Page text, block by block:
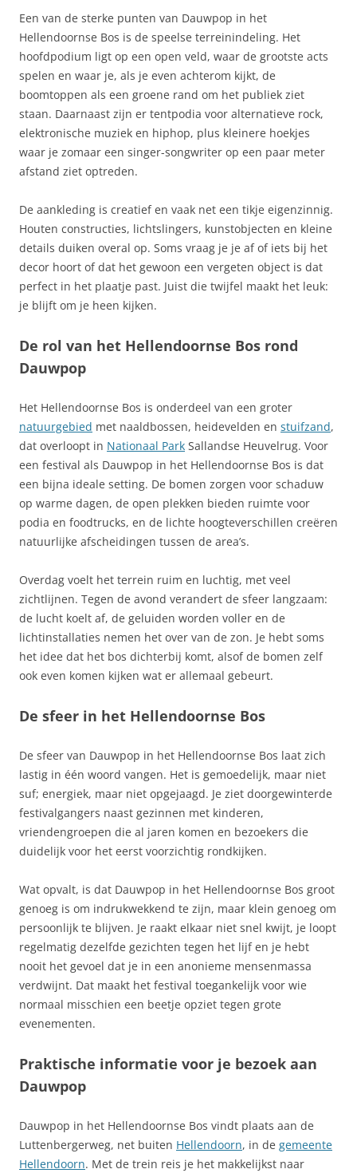
Een van de sterke punten van Dauwpop in het
Hellendoornse Bos is de speelse terreinindeling. Het
hoofdpodium ligt op een open veld, waar de grootste acts
spelen en waar je, als je even achterom kijkt, de
boomtoppen als een groene rand om het publiek ziet
staan. Daarnaast zijn er tentpodia voor alternatieve rock,
elektronische muziek en hiphop, plus kleinere hoekjes
waar je zomaar een singer-songwriter op een paar meter
afstand ziet optreden.
De aankleding is creatief en vaak net een tikje eigenzinnig.
Houten constructies, lichtslingers, kunstobjecten en kleine
details duiken overal op. Soms vraag je je af of iets bij het
decor hoort of dat het gewoon een vergeten object is dat
perfect in het plaatje past. Juist die twijfel maakt het leuk:
je blijft om je heen kijken.
De rol van het Hellendoornse Bos rond
Dauwpop
Het Hellendoornse Bos is onderdeel van een groter
natuurgebied met naaldbossen, heidevelden en stuifzand,
dat overloopt in Nationaal Park Sallandse Heuvelrug. Voor
een festival als Dauwpop in het Hellendoornse Bos is dat
een bijna ideale setting. De bomen zorgen voor schaduw
op warme dagen, de open plekken bieden ruimte voor
podia en foodtrucks, en de lichte hoogteverschillen creëren
natuurlijke afscheidingen tussen de area’s.
Overdag voelt het terrein ruim en luchtig, met veel
zichtlijnen. Tegen de avond verandert de sfeer langzaam:
de lucht koelt af, de geluiden worden voller en de
lichtinstallaties nemen het over van de zon. Je hebt soms
het idee dat het bos dichterbij komt, alsof de bomen zelf
ook even komen kijken wat er allemaal gebeurt.
De sfeer in het Hellendoornse Bos
De sfeer van Dauwpop in het Hellendoornse Bos laat zich
lastig in één woord vangen. Het is gemoedelijk, maar niet
suf; energiek, maar niet opgejaagd. Je ziet doorgewinterde
festivalgangers naast gezinnen met kinderen,
vriendengroepen die al jaren komen en bezoekers die
duidelijk voor het eerst voorzichtig rondkijken.
Wat opvalt, is dat Dauwpop in het Hellendoornse Bos groot
genoeg is om indrukwekkend te zijn, maar klein genoeg om
persoonlijk te blijven. Je raakt elkaar niet snel kwijt, je loopt
regelmatig dezelfde gezichten tegen het lijf en je hebt
nooit het gevoel dat je in een anonieme mensenmassa
verdwijnt. Dat maakt het festival toegankelijk voor wie
normaal misschien een beetje opziet tegen grote
evenementen.
Praktische informatie voor je bezoek aan
Dauwpop
Dauwpop in het Hellendoornse Bos vindt plaats aan de
Luttenbergerweg, net buiten Hellendoorn, in de gemeente
Hellendoorn. Met de trein reis je het makkelijkst naar